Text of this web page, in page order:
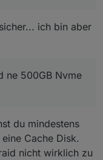
ab.
Diskussion haben.
wird und hier
ich bin aber
ne 500GB Nvme
du mindestens
Cache Disk.
nicht wirklich zu